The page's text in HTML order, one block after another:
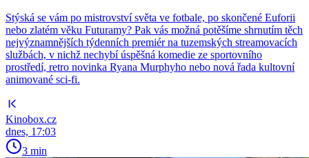
Stýská se vám po mistrovství světa ve fotbale, po skončené Euforii
nebo zlatém věku Futuramy? Pak vás možná potěšíme shrnutím těch
nejvýznamnějších týdenních premiér na tuzemských streamovacích
službách, v nichž nechybí úspěšná komedie ze sportovního
prostředí, retro novinka Ryana Murphyho nebo nová řada kultovní
animované sci-fi.
Kinobox.cz
dnes, 17:03
3 min